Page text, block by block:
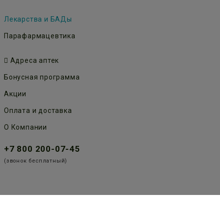
Лекарства и БАДы
Парафармацевтика
Адреса аптек
Бонусная программа
Акции
Оплата и доставка
О Компании
+7 800 200-07-45
(звонок бесплатный)